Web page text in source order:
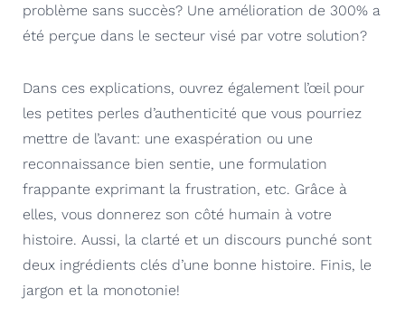
problème sans succès? Une amélioration de 300% a
été perçue dans le secteur visé par votre solution?
Dans ces explications, ouvrez également l’œil pour
les petites perles d’authenticité que vous pourriez
mettre de l’avant: une exaspération ou une
reconnaissance bien sentie, une formulation
frappante exprimant la frustration, etc. Grâce à
elles, vous donnerez son côté humain à votre
histoire. Aussi, la clarté et un discours punché sont
deux ingrédients clés d’une bonne histoire. Finis, le
jargon et la monotonie!